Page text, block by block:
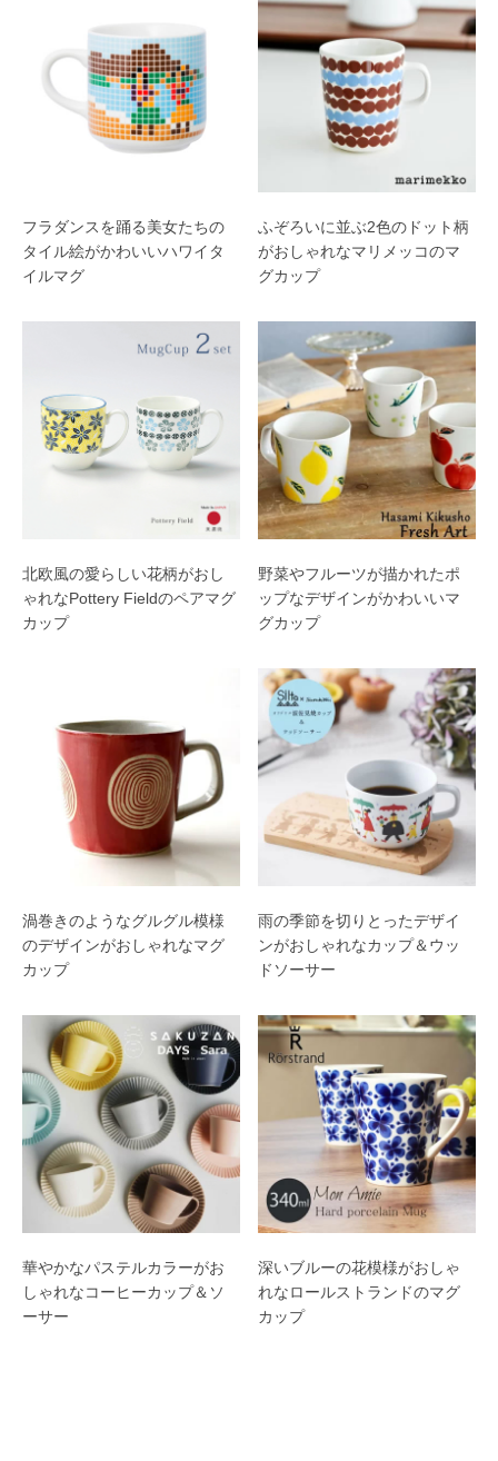
フラダンスを踊る美女たちの
タイル絵がかわいいハワイタ
イルマグ
ふぞろいに並ぶ2色のドット柄
がおしゃれなマリメッコのマ
グカップ
北欧風の愛らしい花柄がおし
ゃれなPottery Fieldのペアマグ
カップ
野菜やフルーツが描かれたポ
ップなデザインがかわいいマ
グカップ
渦巻きのようなグルグル模様
のデザインがおしゃれなマグ
カップ
雨の季節を切りとったデザイ
ンがおしゃれなカップ＆ウッ
ドソーサー
華やかなパステルカラーがお
しゃれなコーヒーカップ＆ソ
ーサー
深いブルーの花模様がおしゃ
れなロールストランドのマグ
カップ